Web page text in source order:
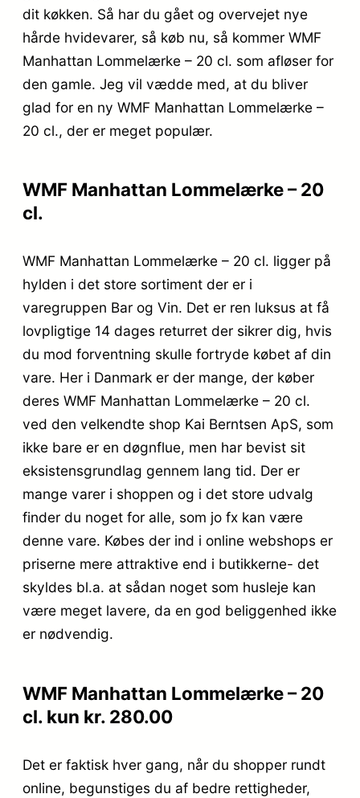
dit køkken. Så har du gået og overvejet nye
hårde hvidevarer, så køb nu, så kommer WMF
Manhattan Lommelærke – 20 cl. som afløser for
den gamle. Jeg vil vædde med, at du bliver
glad for en ny WMF Manhattan Lommelærke –
20 cl., der er meget populær.
WMF Manhattan Lommelærke – 20
cl.
WMF Manhattan Lommelærke – 20 cl. ligger på
hylden i det store sortiment der er i
varegruppen Bar og Vin. Det er ren luksus at få
lovpligtige 14 dages returret der sikrer dig, hvis
du mod forventning skulle fortryde købet af din
vare. Her i Danmark er der mange, der køber
deres WMF Manhattan Lommelærke – 20 cl.
ved den velkendte shop Kai Berntsen ApS, som
ikke bare er en døgnflue, men har bevist sit
eksistensgrundlag gennem lang tid. Der er
mange varer i shoppen og i det store udvalg
finder du noget for alle, som jo fx kan være
denne vare. Købes der ind i online webshops er
priserne mere attraktive end i butikkerne- det
skyldes bl.a. at sådan noget som husleje kan
være meget lavere, da en god beliggenhed ikke
er nødvendig.
WMF Manhattan Lommelærke – 20
cl. kun kr. 280.00
Det er faktisk hver gang, når du shopper rundt
online, begunstiges du af bedre rettigheder,